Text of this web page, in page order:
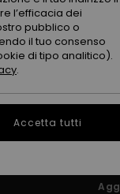
XS S
Consulta la guida
l’efficacia dei
pubblico o
il tuo consenso
di tipo analitico).
.
Accetta tutti